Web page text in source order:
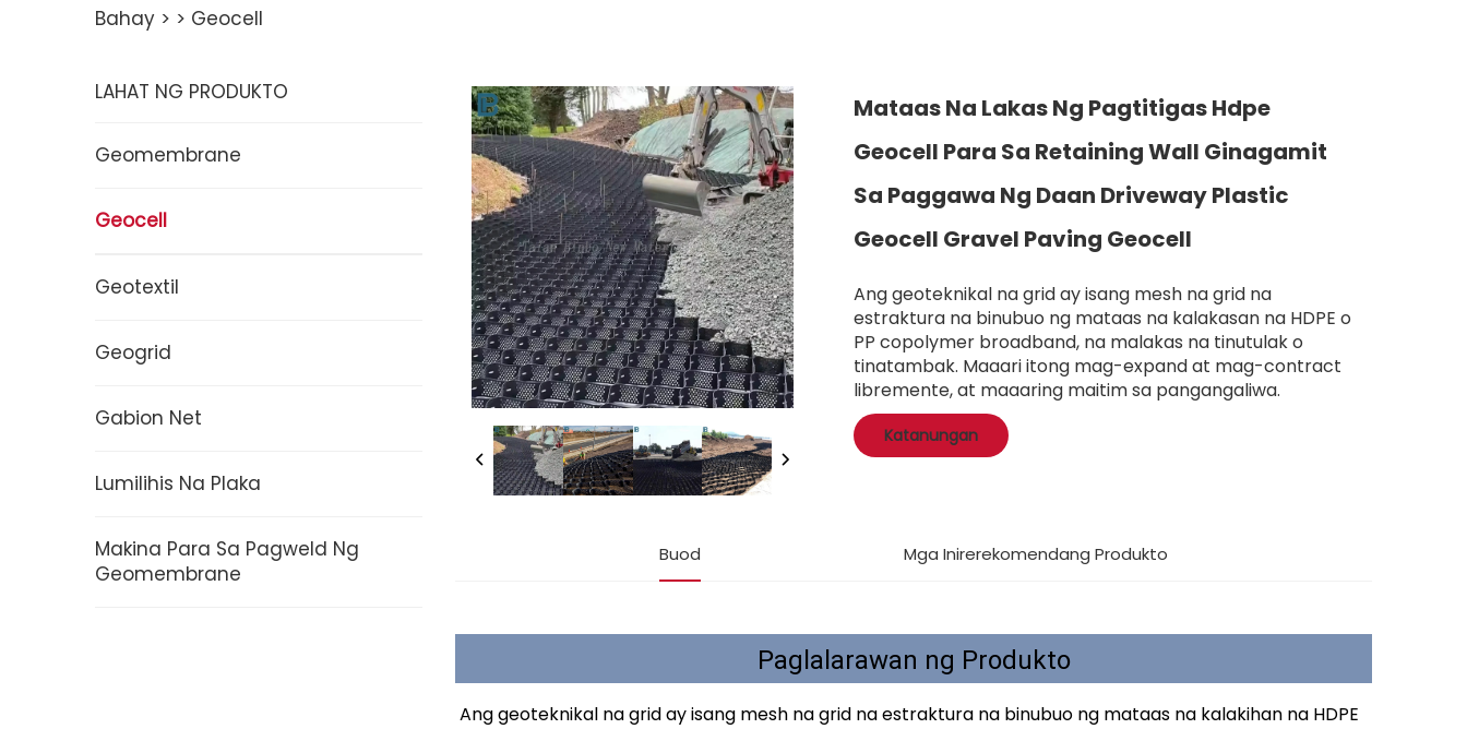
Bahay > > Geocell
LAHAT NG PRODUKTO
Geomembrane
Geocell
Geotextil
Geogrid
Gabion Net
Lumilihis Na Plaka
Makina Para Sa Pagweld Ng
Geomembrane
Mataas Na Lakas Ng Pagtitigas Hdpe
Geocell Para Sa Retaining Wall Ginagamit
Sa Paggawa Ng Daan Driveway Plastic
Geocell Gravel Paving Geocell
Ang geoteknikal na grid ay isang mesh na grid na
estraktura na binubuo ng mataas na kalakasan na HDPE o
PP copolymer broadband, na malakas na tinutulak o
tinatambak. Maaari itong mag-expand at mag-contract
libremente, at maaaring maitim sa pangangaliwa.
Katanungan
Buod Mga Inirerekomendang Produkto
Paglalarawan ng Produkto
Ang geoteknikal na grid ay isang mesh na grid na estraktura na binubuo ng mataas na kalakihan na HDPE